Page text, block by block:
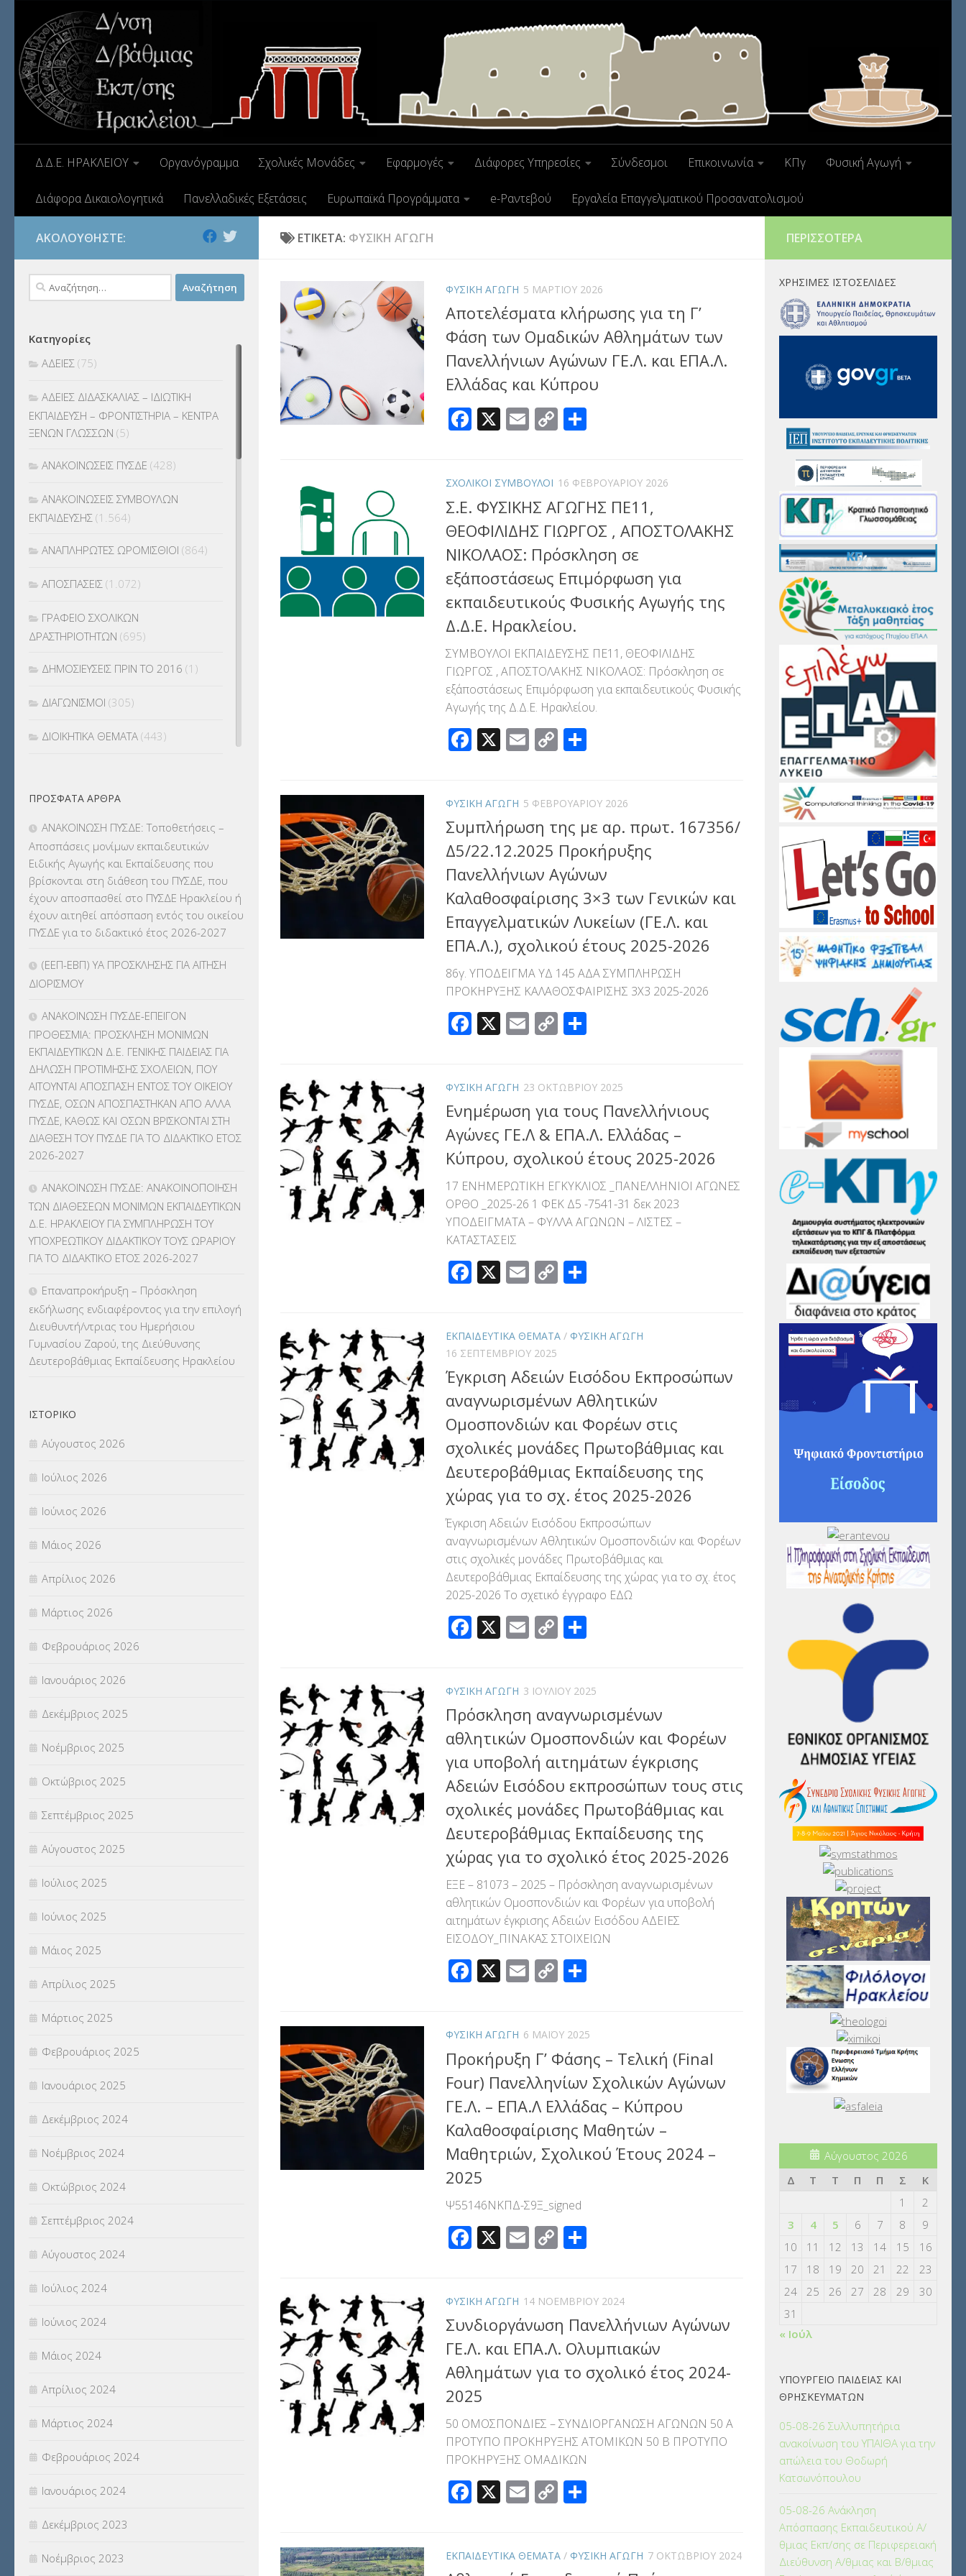
Δ.Δ.Ε. ΗΡΑΚΛΕΙΟΥ Οργανόγραμμα Σχολικές Μονάδες Εφαρμογές Διάφορες Υπηρεσίες Σύνδεσμοι Επικοινωνία ΚΠγ Φυσική Αγωγή
Διάφορα Δικαιολογητικά Πανελλαδικές Εξετάσεις Ευρωπαϊκά Προγράμματα e-Ραντεβού Εργαλεία Επαγγελματικού Προσανατολισμού
ΕΤΙΚΈΤΑ: ΦΥΣΙΚΉ ΑΓΩΓΉ
ΦΥΣΙΚΗ ΑΓΩΓΗ 5 ΜΑΡΤΊΟΥ 2026
Αποτελέσματα κλήρωσης για τη Γ’
Φάση των Ομαδικών Αθλημάτων των
Πανελλήνιων Αγώνων ΓΕ.Λ. και ΕΠΑ.Λ.
Ελλάδας και Κύπρου
Facebook
X Email
Copy
ΣΧΟΛΙΚΟΙ ΣΥΜΒΟΥΛΟΙ 16 ΦΕΒΡΟΥΑΡΊΟΥ 2026
Σ.Ε. ΦΥΣΙΚΗΣ ΑΓΩΓΗΣ ΠΕ11,
ΘΕΟΦΙΛΙΔΗΣ ΓΙΩΡΓΟΣ , ΑΠΟΣΤΟΛΑΚΗΣ
ΝΙΚΟΛΑΟΣ: Πρόσκληση σε
εξ΄αποστάσεως Επιμόρφωση για
εκπαιδευτικούς Φυσικής Αγωγής της
Δ.Δ.Ε. Ηρακλείου.
ΣΥΜΒΟΥΛΟΙ ΕΚΠΑΙΔΕΥΣΗΣ ΠΕ11, ΘΕΟΦΙΛΙΔΗΣ
ΓΙΩΡΓΟΣ , ΑΠΟΣΤΟΛΑΚΗΣ ΝΙΚΟΛΑΟΣ: Πρόσκληση σε
εξ΄αποστάσεως Επιμόρφωση για εκπαιδευτικούς Φυσικής
Αγωγής της Δ.Δ.Ε. Ηρακλείου.
Facebook
X Email
Copy
ΦΥΣΙΚΗ ΑΓΩΓΗ 5 ΦΕΒΡΟΥΑΡΊΟΥ 2026
Συμπλήρωση της με αρ. πρωτ. 167356/
Δ5/22.12.2025 Προκήρυξης
Πανελλήνιων Αγώνων
Καλαθοσφαίρισης 3×3 των Γενικών και
Επαγγελματικών Λυκείων (ΓΕ.Λ. και
ΕΠΑ.Λ.), σχολικού έτους 2025-2026
86γ. ΥΠΟΔΕΙΓΜΑ ΥΔ 145 ΑΔΑ ΣΥΜΠΛΗΡΩΣΗ
ΠΡΟΚΗΡΥΞΗΣ ΚΑΛΑΘΟΣΦΑΙΡΙΣΗΣ 3Χ3 2025-2026
Facebook
X Email
Copy
ΦΥΣΙΚΗ ΑΓΩΓΗ 23 ΟΚΤΩΒΡΊΟΥ 2025
Ενημέρωση για τους Πανελλήνιους
Αγώνες ΓΕ.Λ & ΕΠΑ.Λ. Ελλάδας –
Κύπρου, σχολικού έτους 2025-2026
17 ΕΝΗΜΕΡΩΤΙΚΗ ΕΓΚΥΚΛΙΟΣ _ΠΑΝΕΛΛΗΝΙΟΙ ΑΓΩΝΕΣ
ΟΡΘΟ _2025-26 1 ΦΕΚ Δ5 -7541-31 δεκ 2023
ΥΠΟΔΕΙΓΜΑΤΑ – ΦΥΛΛΑ ΑΓΩΝΩΝ – ΛΙΣΤΕΣ –
ΚΑΤΑΣΤΑΣΕΙΣ
Facebook
X Email
Copy
ΕΚΠΑΙΔΕΥΤΙΚΑ ΘΕΜΑΤΑ / ΦΥΣΙΚΗ ΑΓΩΓΗ
16 ΣΕΠΤΕΜΒΡΊΟΥ 2025
Έγκριση Αδειών Εισόδου Εκπροσώπων
αναγνωρισμένων Αθλητικών
Ομοσπονδιών και Φορέων στις
σχολικές μονάδες Πρωτοβάθμιας και
Δευτεροβάθμιας Εκπαίδευσης της
χώρας για το σχ. έτος 2025-2026
Έγκριση Αδειών Εισόδου Εκπροσώπων
αναγνωρισμένων Αθλητικών Ομοσπονδιών και Φορέων
στις σχολικές μονάδες Πρωτοβάθμιας και
Δευτεροβάθμιας Εκπαίδευσης της χώρας για το σχ. έτος
2025-2026 Το σχετικό έγγραφο ΕΔΩ
Facebook
X Email
Copy
ΦΥΣΙΚΗ ΑΓΩΓΗ 3 ΙΟΥΛΊΟΥ 2025
Πρόσκληση αναγνωρισμένων
αθλητικών Ομοσπονδιών και Φορέων
για υποβολή αιτημάτων έγκρισης
Αδειών Εισόδου εκπροσώπων τους στις
σχολικές μονάδες Πρωτοβάθμιας και
Δευτεροβάθμιας Εκπαίδευσης της
χώρας για το σχολικό έτος 2025-2026
ΕΞΕ – 81073 – 2025 – Πρόσκληση αναγνωρισμένων
αθλητικών Ομοσπονδιών και Φορέων για υποβολή
αιτημάτων έγκρισης Αδειών Εισόδου ΑΔΕΙΕΣ
ΕΙΣΟΔΟΥ_ΠΙΝΑΚΑΣ ΣΤΟΙΧΕΙΩΝ
Facebook
X Email
Copy
ΦΥΣΙΚΗ ΑΓΩΓΗ 6 ΜΑΪ́ΟΥ 2025
Προκήρυξη Γ’ Φάσης – Τελική (Final
Four) Πανελληνίων Σχολικών Αγώνων
ΓΕ.Λ. – ΕΠΑ.Λ Ελλάδας – Κύπρου
Καλαθοσφαίρισης Μαθητών –
Μαθητριών, Σχολικού Έτους 2024 –
2025
Ψ55146ΝΚΠΔ-Σ9Ξ_signed
Facebook
X Email
Copy
ΦΥΣΙΚΗ ΑΓΩΓΗ 14 ΝΟΕΜΒΡΊΟΥ 2024
Συνδιοργάνωση Πανελλήνιων Αγώνων
ΓΕ.Λ. και ΕΠΑ.Λ. Ολυμπιακών
Αθλημάτων για το σχολικό έτος 2024-
2025
50 ΟΜΟΣΠΟΝΔΙΕΣ – ΣΥΝΔΙΟΡΓΑΝΩΣΗ ΑΓΩΝΩΝ 50 Α
ΠΡΟΤΥΠΟ ΠΡΟΚΗΡΥΞΗΣ ΑΤΟΜΙΚΩΝ 50 Β ΠΡΟΤΥΠΟ
ΠΡΟΚΗΡΥΞΗΣ ΟΜΑΔΙΚΩΝ
Facebook
X Email
Copy
ΕΚΠΑΙΔΕΥΤΙΚΑ ΘΕΜΑΤΑ / ΦΥΣΙΚΗ ΑΓΩΓΗ 7 ΟΚΤΩΒΡΊΟΥ 2024
ΑΚΟΛΟΥΘΉΣΤΕ:
Αναζήτηση
για:
Κατηγορίες
ΑΔΕΙΕΣ (75)
ΑΔΕΙΕΣ ΔΙΔΑΣΚΑΛΙΑΣ – ΙΔΙΩΤΙΚΗ
ΕΚΠΑΙΔΕΥΣΗ – ΦΡΟΝΤΙΣΤΗΡΙΑ – ΚΕΝΤΡΑ
ΞΕΝΩΝ ΓΛΩΣΣΩΝ (5)
ΑΝΑΚΟΙΝΩΣΕΙΣ ΠΥΣΔΕ (428)
ΑΝΑΚΟΙΝΩΣΕΙΣ ΣΥΜΒΟΥΛΩΝ
ΕΚΠΑΙΔΕΥΣΗΣ (1.564)
ΑΝΑΠΛΗΡΩΤΕΣ ΩΡΟΜΙΣΘΙΟΙ (864)
ΑΠΟΣΠΑΣΕΙΣ (1.072)
ΓΡΑΦΕΙΟ ΣΧΟΛΙΚΩΝ
ΔΡΑΣΤΗΡΙΟΤΗΤΩΝ (695)
ΔΗΜΟΣΙΕΥΣΕΙΣ ΠΡΙΝ ΤΟ 2016 (1)
ΔΙΑΓΩΝΙΣΜΟΙ (305)
ΔΙΟΙΚΗΤΙΚΑ ΘΕΜΑΤΑ (443)
ΕΚΔΡΟΜΕΣ(7.354)
ΕΠΑΛ (366)
ΕΠΙΜΟΡΦΩΣΗ Τ.Π.Ε.(10)
ΕΥΡΩΠΑΪΚΑ ΠΡΟΓΡΑΜΜΑΤΑ(230)
ΚΕΣΥ (60)
ΚΠγ – ΚΡΑΤΙΚΟ ΠΙΣΤΟΠΟΙΗΤΙΚΟ
ΓΛΩΣΣΟΜΑΘΕΙΑΣ(135)
ΚΠπ- ΚΡΑΤΙΚΟ ΠΙΣΤΟΠΟΙΗΤΙΚΟ
ΠΛΗΡΟΦΟΡΙΚΗΣ (12)
ΛΟΙΠΑ (309)
ΜΕΤΑΘΕΣΕΙΣ-ΤΟΠΟΘΕΤΗΣΕΙΣ
ΒΕΛΤΙΩΣΕΙΣ(319)
ΜΕΤΑΤΑΞΕΙΣ(87)
ΜΕΤΑΦΟΡΑ ΜΑΘΗΤΩΝ(3)
ΝΟΜΟΘΕΣΙΑ(66)
ΟΙΚΟΝΟΜΙΚΑ ΘΕΜΑΤΑ(73)
(18)
ΣΥΝΤΑΞΕΙΣ(12)
ΣΧΟΛΙΚΟΙ ΣΥΜΒΟΥΛΟΙ
ΥΠΕΡΑΡΙΘΜΟΙ(1)
ΥΠΟΤΡΟΦΙΕΣ(28)
ΦΥΣΙΚΗ ΑΓΩΓΗ(692)
Χωρίς κατηγορία(55)
ΠΡΌΣΦΑΤΑ ΆΡΘΡΑ
ΑΝΑΚΟΙΝΩΣΗ ΠΥΣΔΕ: Τοποθετήσεις –
Αποσπάσεις μονίμων εκπαιδευτικών
Ειδικής Αγωγής και Εκπαίδευσης που
βρίσκονται στη διάθεση του ΠΥΣΔΕ, που
έχουν αποσπασθεί στο ΠΥΣΔΕ Ηρακλείου ή
έχουν αιτηθεί απόσπαση εντός του οικείου
ΠΥΣΔΕ για το διδακτικό έτος 2026-2027
(ΕΕΠ-ΕΒΠ) ΥΑ ΠΡΟΣΚΛΗΣΗΣ ΓΙΑ ΑΙΤΗΣΗ
ΔΙΟΡΙΣΜΟΥ
ΑΝΑΚΟΙΝΩΣΗ ΠΥΣΔΕ-ΕΠΕΙΓΟΝ
ΠΡΟΘΕΣΜΙΑ: ΠΡΟΣΚΛΗΣΗ ΜΟΝΙΜΩΝ
ΕΚΠΑΙΔΕΥΤΙΚΩΝ Δ.Ε. ΓΕΝΙΚΗΣ ΠΑΙΔΕΙΑΣ ΓΙΑ
ΔΗΛΩΣΗ ΠΡΟΤΙΜΗΣΗΣ ΣΧΟΛΕΙΩΝ, ΠΟΥ
ΑΙΤΟΥΝΤΑΙ ΑΠΟΣΠΑΣΗ ΕΝΤΟΣ ΤΟΥ ΟΙΚΕΙΟΥ
ΠΥΣΔΕ, ΟΣΩΝ ΑΠΟΣΠΑΣΤΗΚΑΝ ΑΠΟ ΑΛΛΑ
ΠΥΣΔΕ, ΚΑΘΩΣ ΚΑΙ ΟΣΩΝ ΒΡΙΣΚΟΝΤΑΙ ΣΤΗ
ΔΙΑΘΕΣΗ ΤΟΥ ΠΥΣΔΕ ΓΙΑ ΤΟ ΔΙΔΑΚΤΙΚΟ ΕΤΟΣ
2026-2027
ΑΝΑΚΟΙΝΩΣΗ ΠΥΣΔΕ: ΑΝΑΚΟΙΝΟΠΟΙΗΣΗ
ΤΩΝ ΔΙΑΘΕΣΕΩΝ ΜΟΝΙΜΩΝ ΕΚΠΑΙΔΕΥΤΙΚΩΝ
Δ.Ε. ΗΡΑΚΛΕΙΟΥ ΓΙΑ ΣΥΜΠΛΗΡΩΣΗ ΤΟΥ
ΥΠΟΧΡΕΩΤΙΚΟΥ ΔΙΔΑΚΤΙΚΟΥ ΤΟΥΣ ΩΡΑΡΙΟΥ
ΓΙΑ ΤΟ ΔΙΔΑΚΤΙΚΟ ΕΤΟΣ 2026-2027
Επαναπροκήρυξη – Πρόσκληση
εκδήλωσης ενδιαφέροντος για την επιλογή
Διευθυντή/ντριας του Ημερήσιου
Γυμνασίου Ζαρού, της Διεύθυνσης
Δευτεροβάθμιας Εκπαίδευσης Ηρακλείου
ΙΣΤΟΡΙΚΌ
Αύγουστος 2026
Ιούλιος 2026
Ιούνιος 2026
Μάιος 2026
Απρίλιος 2026
Μάρτιος 2026
Φεβρουάριος 2026
Ιανουάριος 2026
Δεκέμβριος 2025
Νοέμβριος 2025
Οκτώβριος 2025
Σεπτέμβριος 2025
Αύγουστος 2025
Ιούλιος 2025
Ιούνιος 2025
Μάιος 2025
Απρίλιος 2025
Μάρτιος 2025
Φεβρουάριος 2025
Ιανουάριος 2025
Δεκέμβριος 2024
Νοέμβριος 2024
Οκτώβριος 2024
Σεπτέμβριος 2024
Αύγουστος 2024
Ιούλιος 2024
Ιούνιος 2024
Μάιος 2024
Απρίλιος 2024
Μάρτιος 2024
Φεβρουάριος 2024
Ιανουάριος 2024
Δεκέμβριος 2023
Νοέμβριος 2023
ΠΕΡΙΣΣΌΤΕΡΑ
ΧΡΉΣΙΜΕΣ ΙΣΤΟΣΕΛΊΔΕΣ
Αύγουστος 2026
Δ
Τ Τ Π Π Σ
Κ
1
2
3
4 5 6 7 8
9
10
11 12 13 14 15
16
17
18 19 20 21 22
23
24
25 26 27 28 29
30
31
« Ιούλ
ΥΠΟΥΡΓΕΙΟ ΠΑΙΔΕΙΑΣ ΚΑΙ
ΘΡΗΣΚΕΥΜΑΤΩΝ
05-08-26 Συλλυπητήρια
ανακοίνωση του ΥΠΑΙΘΑ για την
απώλεια του Θοδωρή
Κατσωνόπουλου
05-08-26 Ανάκληση
Απόσπασης Εκπαιδευτικού Α/
θμιας Εκπ/σης σε Περιφερειακή
Διεύθυνση Α/θμιας και Β/θμιας